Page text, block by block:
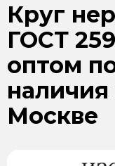
Круг
ГОСТ
оптом
наличия
Москве